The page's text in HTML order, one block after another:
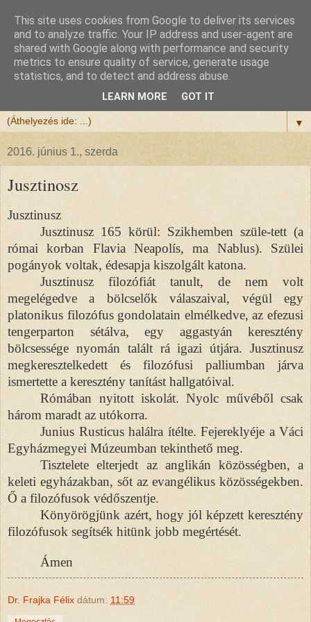
Félix atya
Szeretettel köszöntöm a honlapomra ellátogatót.
▼
2016. június 1., szerda
Jusztinosz
Jusztinusz
Jusztinusz 165 körül: Szikhemben szüle-tett (a
római korban Flavia Neapolís, ma Nablus). Szülei
pogányok voltak, édesapja kiszolgált katona.
Jusztinusz filozófiát tanult, de nem volt
megelégedve a bölcselők válaszaival, végül egy
platonikus filozófus gondolatain elmélkedve, az efezusi
tengerparton sétálva, egy aggastyán keresztény
bölcsessége nyomán talált rá igazi útjára. Jusztinusz
megkeresztelkedett és filozófusi palliumban járva
ismertette a keresztény tanítást hallgatóival.
Rómában nyitott iskolát. Nyolc művéből csak
három maradt az utókorra.
Junius Rusticus halálra ítélte. Fejereklyéje a Váci
Egyházmegyei Múzeumban tekinthető meg.
Tisztelete elterjedt az anglikán közösségben, a
keleti egyházakban, sőt az evangélikus közösségekben.
Ő a filozófusok védőszentje.
Könyörögjünk azért, hogy jól képzett keresztény
filozófusok segítsék hitünk jobb megértését.
Ámen
Dr. Frajka Félix dátum: 11:59
This site uses cookies from Google to deliver its services
and to analyze traffic. Your IP address and user-agent are
shared with Google along with performance and security
metrics to ensure quality of service, generate usage
statistics, and to detect and address abuse.
LEARN MORE GOT IT